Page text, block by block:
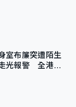
室布簾突遭陌生
光報警 全港分